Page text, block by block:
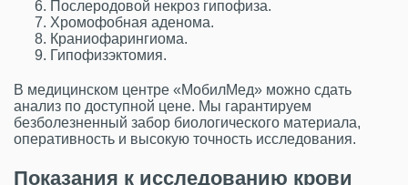
Послеродовой некроз гипофиза.
Хромофобная аденома.
Краниофарингиома.
Гипофизэктомия.
В медицинском центре «МобилМед» можно сдать
анализ по доступной цене. Мы гарантируем
безболезненный забор биологического материала,
оперативность и высокую точность исследования.
Показания к исследованию крови